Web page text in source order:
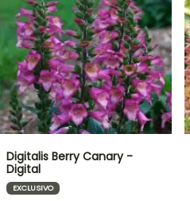
Digitalis Berry Canary -
Digital
EXCLUSIVO